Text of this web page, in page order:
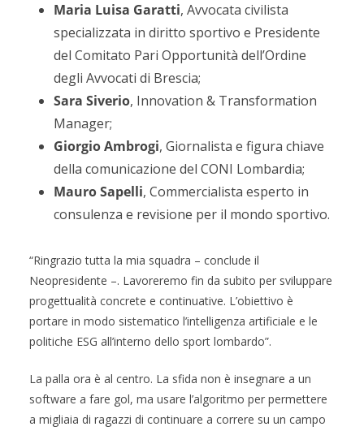
Maria Luisa Garatti, Avvocata civilista
specializzata in diritto sportivo e Presidente
del Comitato Pari Opportunità dell’Ordine
degli Avvocati di Brescia;
Sara Siverio, Innovation & Transformation
Manager;
Giorgio Ambrogi, Giornalista e figura chiave
della comunicazione del CONI Lombardia;
Mauro Sapelli, Commercialista esperto in
consulenza e revisione per il mondo sportivo.
“Ringrazio tutta la mia squadra – conclude il
Neopresidente –. Lavoreremo fin da subito per sviluppare
progettualità concrete e continuative. L’obiettivo è
portare in modo sistematico l’intelligenza artificiale e le
politiche ESG all’interno dello sport lombardo”.
La palla ora è al centro. La sfida non è insegnare a un
software a fare gol, ma usare l’algoritmo per permettere
a migliaia di ragazzi di continuare a correre su un campo